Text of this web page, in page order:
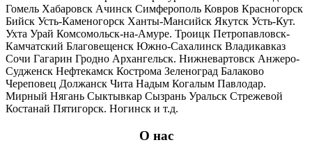
Гомель Хабаровск Ачинск Симферополь Ковров Красногорск
Бийск Усть-Каменогорск Ханты-Мансийск Якутск Усть-Кут.
Ухта Урай Комсомольск-на-Амуре. Троицк Петропавловск-
Камчатский Благовещенск Южно-Сахалинск Владикавказ
Сочи Гагарин Гродно Архангельск. Нижневартовск Анжеро-
Судженск Нефтекамск Кострома Зеленоград Балаково
Череповец Должанск Чита Надым Когалым Павлодар.
Мирный Нягань Сыктывкар Сызрань Уральск Стрежевой
Костанай Пятигорск. Ногинск и т.д.
О нас